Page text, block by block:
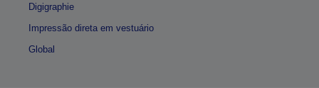
Digigraphie
Impressão direta em vestuário
Global